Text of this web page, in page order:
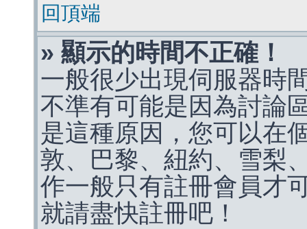
回頂端
» 顯示的時間不正確！
一般很少出現伺服器時
不準有可能是因為討論
是這種原因，您可以在
敦、巴黎、紐約、雪梨
作一般只有註冊會員才
就請盡快註冊吧！